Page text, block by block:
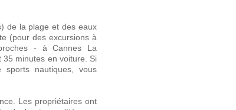
de la plage et des eaux
(pour des excursions à
- à Cannes La
minutes en voiture. Si
nautiques, vous
Les propriétaires ont